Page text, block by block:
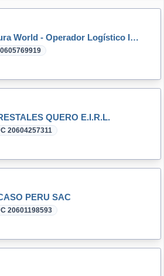
Makipura World - Operador Logístico Internacional
QUERO E.I.R.L.
20604257311
PERU SAC
20601198593